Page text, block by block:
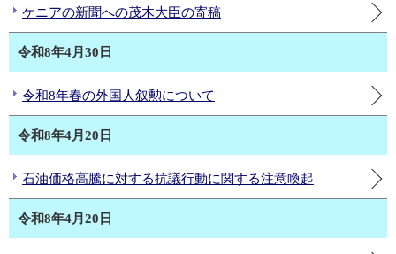
ケニアの新聞への茂木大臣の寄稿
令和8年4月30日
令和8年春の外国人叙勲について
令和8年4月20日
石油価格高騰に対する抗議行動に関する注意喚起
令和8年4月20日